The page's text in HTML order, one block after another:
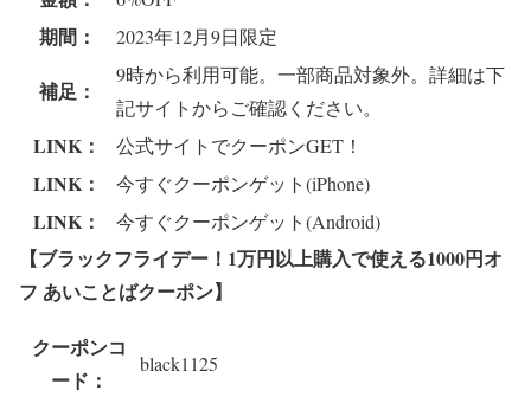
期間： 2023年12月9日限定
補足：
9時から利用可能。一部商品対象外。詳細は下
記サイトからご確認ください。
LINK： 公式サイトでクーポンGET！
LINK： 今すぐクーポンゲット(iPhone)
LINK： 今すぐクーポンゲット(Android)
【ブラックフライデー！1万円以上購入で使える1000円オ
フ あいことばクーポン】
クーポンコ
ード：
black1125